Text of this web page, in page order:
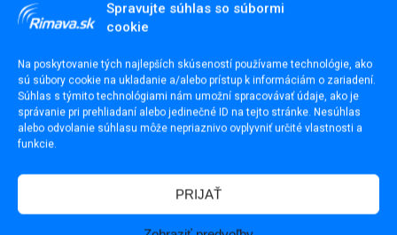
Spravujte súhlas so súbormi
cookie
Na poskytovanie tých najlepších skúseností používame technológie, ako
sú súbory cookie na ukladanie a/alebo prístup k informáciám o zariadení.
Súhlas s týmito technológiami nám umožní spracovávať údaje, ako je
správanie pri prehliadaní alebo jedinečné ID na tejto stránke. Nesúhlas
alebo odvolanie súhlasu môže nepriaznivo ovplyvniť určité vlastnosti a
funkcie.
PRIJAŤ
Dráma v Lučenci. Polícia zasahovala pri nebezpečnej
situácii